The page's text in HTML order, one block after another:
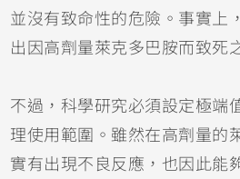
並沒有致命性的危險。事實上
出因高劑量萊克多巴胺而致死
不過，科學研究必須設定極端
理使用範圍。雖然在高劑量的
實有出現不良反應，也因此能